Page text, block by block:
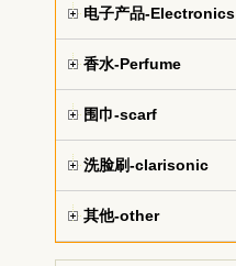
电子产品-Electronics
香水-Perfume
围巾-scarf
洗脸刷-clarisonic
其他-other